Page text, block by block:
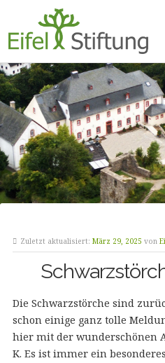
Zuletzt aktualisiert: März 29, 2025 von
Die Schwarzstörche sind
schon einige ganz tolle
hier mit der wunderschönen
K. Es ist immer ein